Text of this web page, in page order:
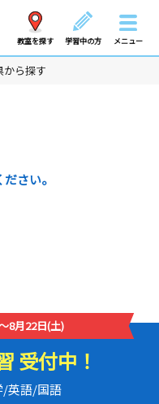
教室を探す 学習中の方 メニュー
から探す
さい。
8月22日(土)
受付中！
/英語/国語